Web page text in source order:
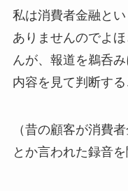
私は消費者金融と
ありませんのでよ
んが、報道を鵜呑
内容を見て判断する
（昔の顧客が消費
とか言われた録音